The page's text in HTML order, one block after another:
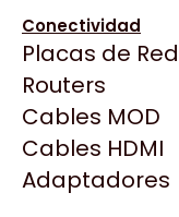
Conectividad
Placas de Red
Routers
Cables MOD
Cables HDMI
Adaptadores
Deepcool
Dell
EVGA
Gamemax
Genesis
Genius
Click Gaming
Compufan
Dinobyte
Full H4rd
Gaming City
Gezatek